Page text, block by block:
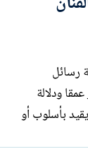
رسائل
ودلالة
بأسلوب أو